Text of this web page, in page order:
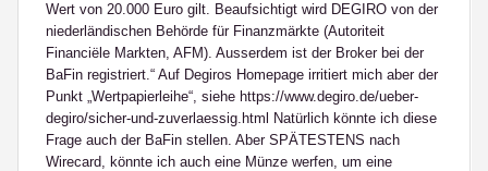
Wert von 20.000 Euro gilt. Beaufsichtigt wird DEGIRO von der
niederländischen Behörde für Finanzmärkte (Autoriteit
Financiële Markten, AFM). Ausserdem ist der Broker bei der
BaFin registriert.“ Auf Degiros Homepage irritiert mich aber der
Punkt „Wertpapierleihe“, siehe https://www.degiro.de/ueber-
degiro/sicher-und-zuverlaessig.html Natürlich könnte ich diese
Frage auch der BaFin stellen. Aber SPÄTESTENS nach
Wirecard, könnte ich auch eine Münze werfen, um eine